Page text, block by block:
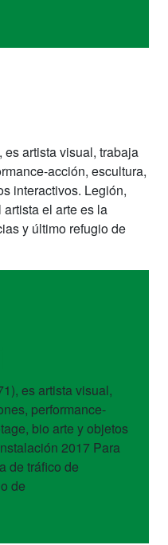
artista visual, trabaja
acción, escultura,
interactivos. Legión,
el arte es la
y último refugio de
es artista visual,
performance-
bio arte y objetos
2017 Para
de tráfico de
de